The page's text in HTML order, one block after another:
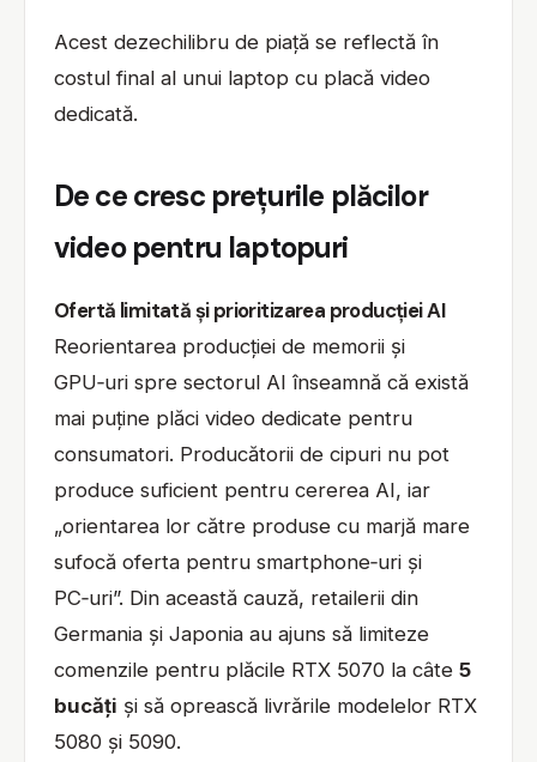
Acest dezechilibru de piață se reflectă în
costul final al unui laptop cu placă video
dedicată.
De ce cresc prețurile plăcilor
video pentru laptopuri
Ofertă limitată și prioritizarea producției AI
Reorientarea producției de memorii și
GPU‑uri spre sectorul AI înseamnă că există
mai puține plăci video dedicate pentru
consumatori. Producătorii de cipuri nu pot
produce suficient pentru cererea AI, iar
„orientarea lor către produse cu marjă mare
sufocă oferta pentru smartphone‑uri și
PC‑uri”. Din această cauză, retailerii din
Germania și Japonia au ajuns să limiteze
comenzile pentru plăcile RTX 5070 la câte 5
bucăți și să oprească livrările modelelor RTX
5080 și 5090.